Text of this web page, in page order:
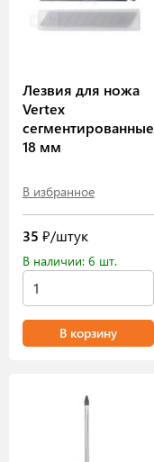
Лезвия для ножа
Vertex
сегментированные
18 мм
В избранное
35 ₽/штук
В наличии: 6 шт.
В корзину